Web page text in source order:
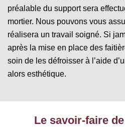
préalable du support sera
mortier. Nous pouvons vous
réalisera un travail soigné. Si
après la mise en place des
soin de les défroisser à l’aide
alors esthétique.
Le savoir-faire